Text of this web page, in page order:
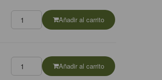
Añadir al carrito
Añadir al carrito